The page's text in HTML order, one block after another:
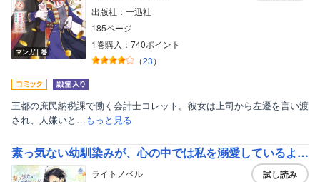
マンガ｜巻
出版社：一迅社
185ページ
1巻購入：740ポイント
（23）
王都の庶民納税課で働く会計士コレット。彼女は上司から左遷を言い渡
され、人嫌いと…もっと見る
素っ気ない幼馴染みが、心の中では私を溺愛しているようです
ライトノベル
試し読み